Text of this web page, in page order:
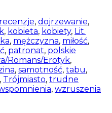
, dojrzewanie,
, kobieta, kobiety, Lit.
, mężczyzna, miłość,
, patronat, polskie
Romans/Erotyk,
, samotność, tabu,
, Trójmiasto, trudne
, wzruszenia